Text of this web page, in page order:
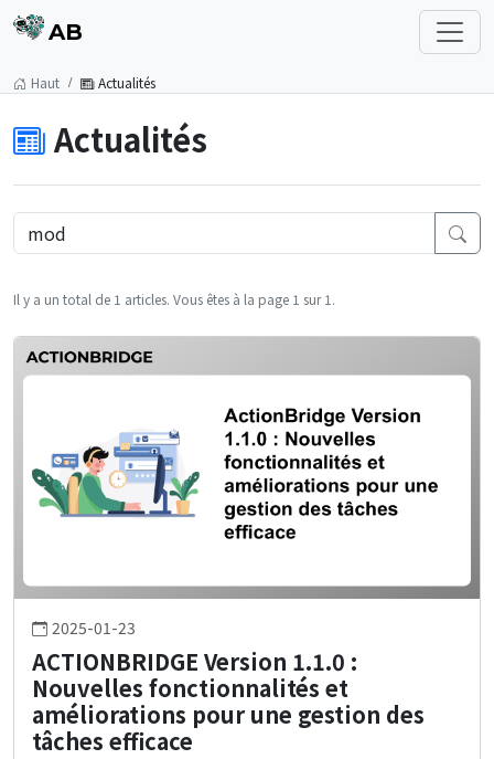
AB
Haut Actualités
Actualités
Il y a un total de 1 articles. Vous êtes à la page 1 sur 1.
2025-01-23
ACTIONBRIDGE Version 1.1.0 :
Nouvelles fonctionnalités et
améliorations pour une gestion des
tâches efficace